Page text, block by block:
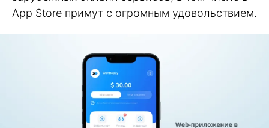
App Store примут с огромным удовольствием.